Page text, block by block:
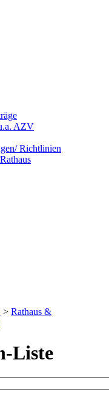
AZV
Richtlinien
> Rathaus &
Liste